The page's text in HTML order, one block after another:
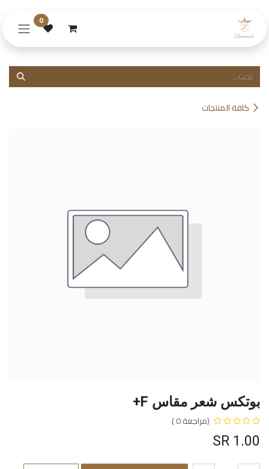
0
كافة المنتجات
بوتكس شعر مقاس F+
(مراجعة 0 )
1.00